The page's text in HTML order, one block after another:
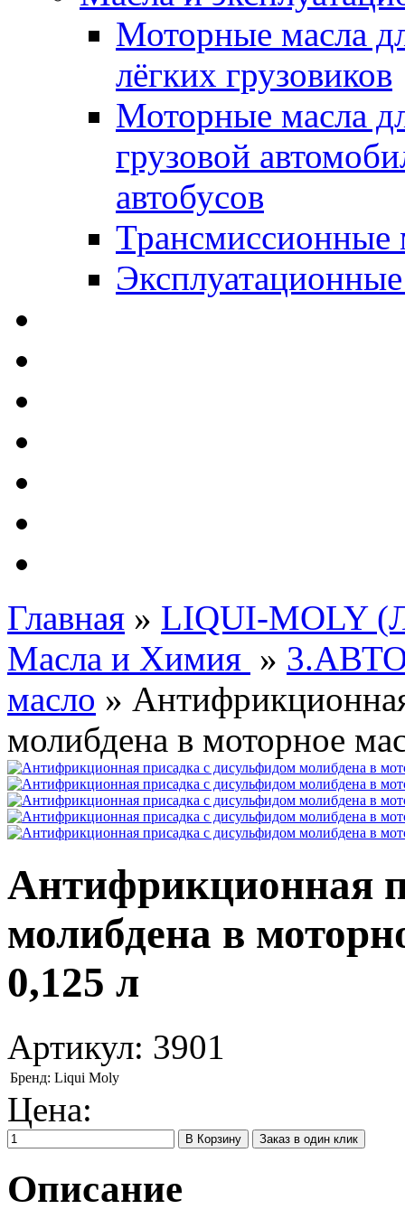
Моторные масла
лёгких грузовиков
Моторные масла
грузовой
автобусов
Трансмиссионные
Главная » LIQUI-MOLY
Масла и Химия »
масло »
молибдена в моторное
Антифрикционная
молибдена в
0,125 л
Артикул: 3901
Бренд: Liqui Moly
Цена:
Заказ в один клик
Описание